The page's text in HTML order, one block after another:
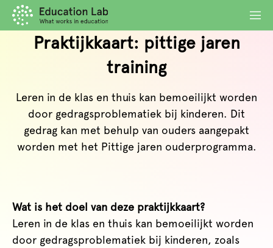
Praktijkkaart: pittige jaren
training
Leren in de klas en thuis kan bemoeilijkt worden
door gedragsproblematiek bij kinderen. Dit
gedrag kan met behulp van ouders aangepakt
worden met het Pittige jaren ouderprogramma.
Wat is het doel van deze praktijkkaart?
Leren in de klas en thuis kan bemoeilijkt worden
door gedragsproblematiek bij kinderen, zoals